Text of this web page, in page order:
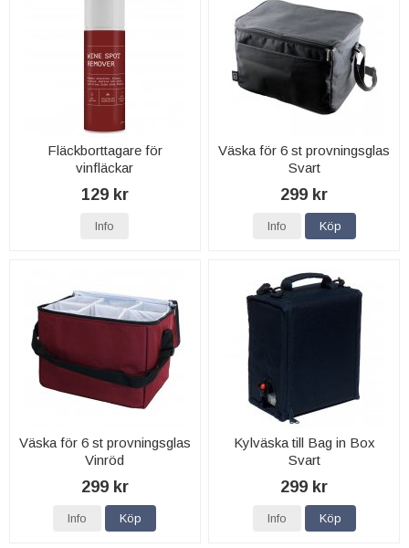
Fläckborttagare för
vinfläckar
129 kr
Info
Väska för 6 st provningsglas
Svart
299 kr
Info Köp
Väska för 6 st provningsglas
Vinröd
299 kr
Info Köp
Kylväska till Bag in Box
Svart
299 kr
Info Köp